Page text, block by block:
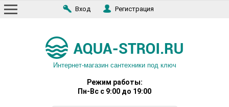
Вход Регистрация
Интернет-магазин сантехники под ключ
Режим работы:
Пн-Вс с 9:00 до 19:00